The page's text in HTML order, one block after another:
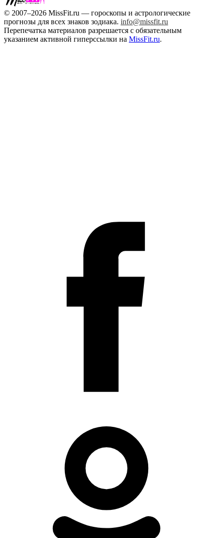
© 2007–2026 MissFit.ru — гороскопы и астрологические
прогнозы для всех знаков зодиака. info@missfit.ru
Перепечатка материалов разрешается с обязательным
указанием активной гиперссылки на MissFit.ru.